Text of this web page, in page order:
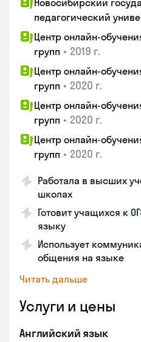
Новосибирский
педагогический
Центр онлайн-
групп • 2019 г.
Центр онлайн-
групп • 2020 г.
Центр онлайн-
групп • 2020 г.
Центр онлайн-
групп • 2020 г.
Работала в высших
школах
Готовит учащихся к
языку
Использует
общения на языке
Читать дальше
Услуги и цены
Английский язык